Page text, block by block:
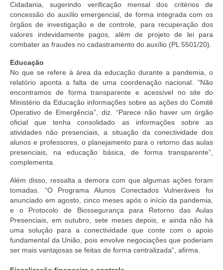
Cidadania, sugerindo verificação mensal dos critérios de
concessão do auxílio emergencial, de forma integrada com os
órgãos de investigação e de controle, para recuperação dos
valores indevidamente pagos, além de projeto de lei para
combater as fraudes no cadastramento do auxílio (PL 5501/20).
Educação
No que se refere à área da educação durante a pandemia, o
relatório aponta a falta de uma coordenação nacional. “Não
encontramos de forma transparente e acessível no site do
Ministério da Educação informações sobre as ações do Comitê
Operativo de Emergência”, diz. “Parece não haver um órgão
oficial que tenha consolidado as informações sobre as
atividades não presenciais, a situação da conectividade dos
alunos e professores, o planejamento para o retorno das aulas
presenciais, na educação básica, de forma transparente”,
complementa.
Além disso, ressalta a demora com que algumas ações foram
tomadas. “O Programa Alunos Conectados Vulneráveis foi
anunciado em agosto, cinco meses após o início da pandemia,
e o Protocolo de Biossegurança para Retorno das Aulas
Presenciais, em outubro, sete meses depois, e ainda não há
uma solução para a conectividade que conte com o apoio
fundamental da União, pois envolve negociações que poderiam
ser mais vantajosas se feitas de forma centralizada”, afirma.